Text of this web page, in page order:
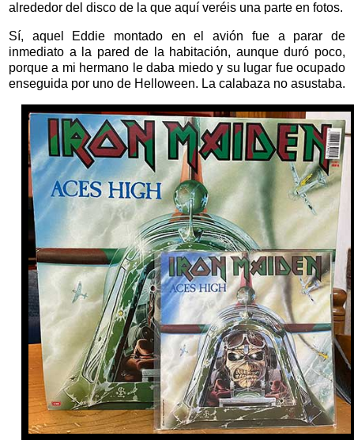
alrededor del disco de la que aquí veréis una parte en fotos.
Sí, aquel Eddie montado en el avión fue a parar de
inmediato a la pared de la habitación, aunque duró poco,
porque a mi hermano le daba miedo y su lugar fue ocupado
enseguida por uno de Helloween. La calabaza no asustaba.